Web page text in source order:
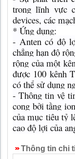
trong lĩnh vực
devices, các
* Ứng dụng:
- Anten có độ
chẳng hạn độ
rộng của một
được 100 kênh
có thể sử dụng
- Thông tin vệ
cong bởi tầng
của mục tiêu tỷ
cao độ lợi của
Thông tin chi